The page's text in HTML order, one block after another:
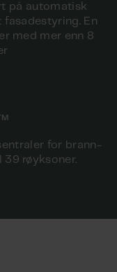
på automatisk
En
med mer enn 8
for brann-
røyksoner.